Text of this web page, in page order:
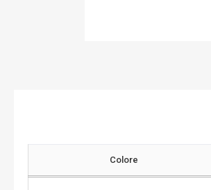
Colore